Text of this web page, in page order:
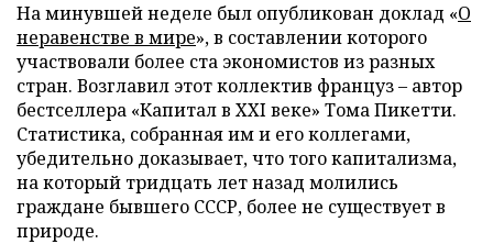
На минувшей неделе был опубликован доклад «О
неравенстве в мире», в составлении которого
участвовали более ста экономистов из разных
стран. Возглавил этот коллектив француз – автор
бестселлера «Капитал в XXI веке» Тома Пикетти.
Статистика, собранная им и его коллегами,
убедительно доказывает, что того капитализма,
на который тридцать лет назад молились
граждане бывшего СССР, более не существует в
природе.